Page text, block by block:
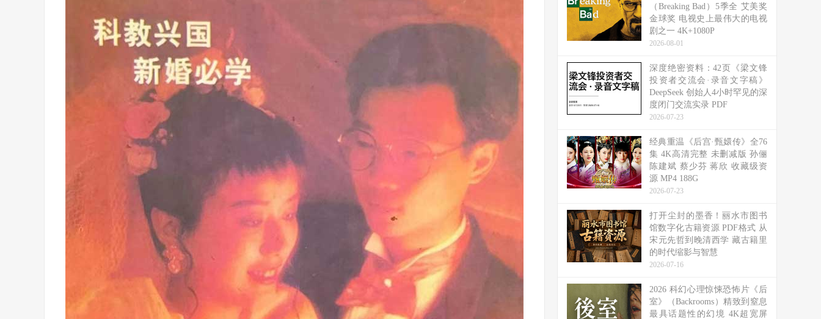
（Breaking Bad）5季全 艾美奖
金球奖 电视史上最伟大的电视
剧之一 4K+1080P
2026-08-01
深度绝密资料：42页《梁文锋
投资者交流会·录音文字稿》
DeepSeek 创始人4小时罕见的深
度闭门交流实录 PDF
2026-07-23
经典重温《后宫·甄嬛传》全76
集 4K高清完整 未删减版 孙俪
陈建斌 蔡少芬 蒋欣 收藏级资
源 MP4 188G
2026-07-23
打开尘封的墨香！丽水市图书
馆数字化古籍资源 PDF格式 从
宋元先哲到晚清西学 藏古籍里
的时代缩影与智慧
2026-07-16
2026 科幻心理惊悚恐怖片《后
室》（Backrooms）精致到窒息
最具话题性的幻境 4K超宽屏